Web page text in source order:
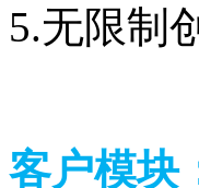
5.无限制
客户模块